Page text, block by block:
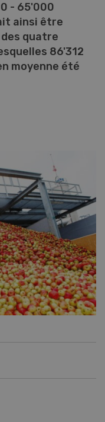
- 65'000
ainsi être
quatre
86'312
moyenne été